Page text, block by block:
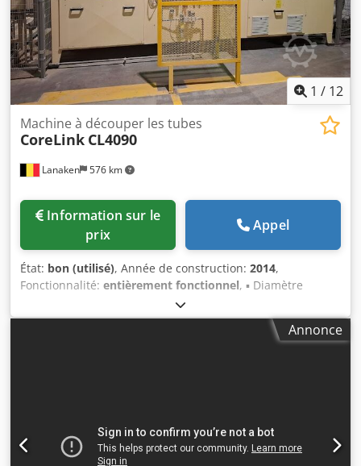
1 / 12
Lanaken 576 km
Machine à découper les tubes
CoreLink CL4090
prix
Appel
État: bon (utilisé), Année de construction: 2014,
Fonctionnalité: entièrement fonctionnel, ▪ Diamètre
extérieur de mandrin : 70 – 174,6 mm ▪ Diamètre intérieur
de mandrin : 60 - 150,7 mm ▪ Longueur de mandrin
(entrée) : max 4780 mm ▪ Longueur de coupe : 100 – 3000
poussières. Dcjdpfx Ajy N Stusm Ask
Annonce